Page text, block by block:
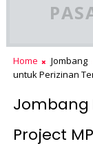
Home Jombang
untuk Perizinan
Jombang
Project